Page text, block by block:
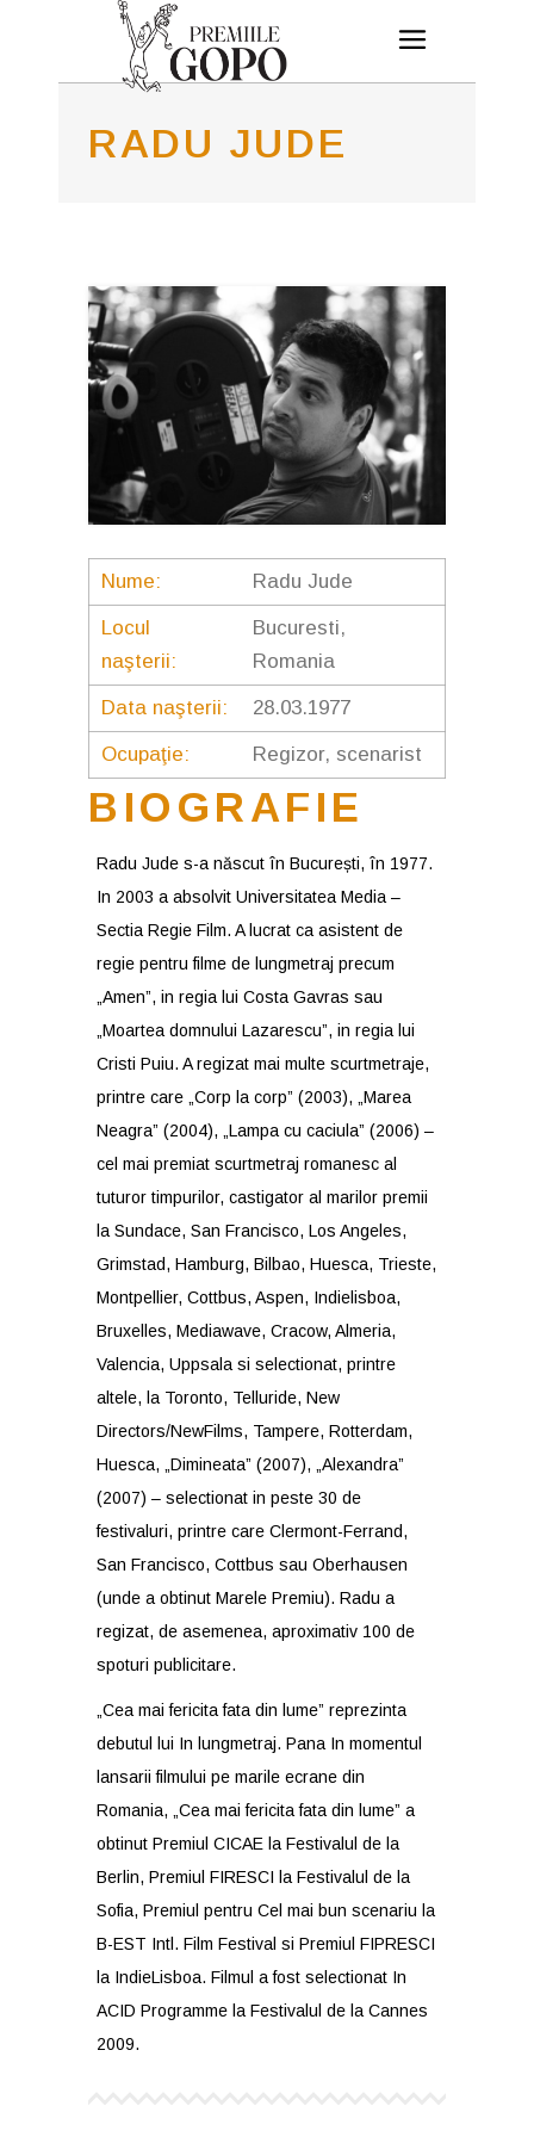
RADU JUDE
Nume: Radu Jude
Locul
naşterii:
Bucuresti,
Romania
Data naşterii: 28.03.1977
Ocupaţie: Regizor, scenarist
BIOGRAFIE
Radu Jude s-a născut în București, în 1977.
In 2003 a absolvit Universitatea Media –
Sectia Regie Film. A lucrat ca asistent de
regie pentru filme de lungmetraj precum
„Amen”, in regia lui Costa Gavras sau
„Moartea domnului Lazarescu”, in regia lui
Cristi Puiu. A regizat mai multe scurtmetraje,
printre care „Corp la corp” (2003), „Marea
Neagra” (2004), „Lampa cu caciula” (2006) –
cel mai premiat scurtmetraj romanesc al
tuturor timpurilor, castigator al marilor premii
la Sundace, San Francisco, Los Angeles,
Grimstad, Hamburg, Bilbao, Huesca, Trieste,
Montpellier, Cottbus, Aspen, Indielisboa,
Bruxelles, Mediawave, Cracow, Almeria,
Valencia, Uppsala si selectionat, printre
altele, la Toronto, Telluride, New
Directors/NewFilms, Tampere, Rotterdam,
Huesca, „Dimineata” (2007), „Alexandra”
(2007) – selectionat in peste 30 de
festivaluri, printre care Clermont-Ferrand,
San Francisco, Cottbus sau Oberhausen
(unde a obtinut Marele Premiu). Radu a
regizat, de asemenea, aproximativ 100 de
spoturi publicitare.
„Cea mai fericita fata din lume” reprezinta
debutul lui In lungmetraj. Pana In momentul
lansarii filmului pe marile ecrane din
Romania, „Cea mai fericita fata din lume” a
obtinut Premiul CICAE la Festivalul de la
Berlin, Premiul FIRESCI la Festivalul de la
Sofia, Premiul pentru Cel mai bun scenariu la
B-EST Intl. Film Festival si Premiul FIPRESCI
la IndieLisboa. Filmul a fost selectionat In
ACID Programme la Festivalul de la Cannes
2009.